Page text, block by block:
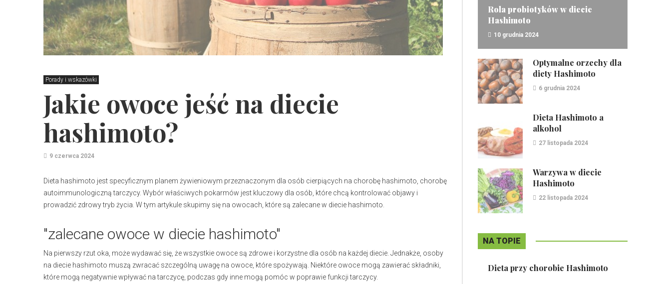
Porady i wskazówki
Jakie owoce jeść na diecie
hashimoto?
9 czerwca 2024
Dieta hashimoto jest specyficznym planem żywieniowym przeznaczonym dla osób cierpiących na chorobę hashimoto, chorobę
autoimmunologiczną tarczycy. Wybór właściwych pokarmów jest kluczowy dla osób, które chcą kontrolować objawy i
prowadzić zdrowy tryb życia. W tym artykule skupimy się na owocach, które są zalecane w diecie hashimoto.
"zalecane owoce w diecie hashimoto"
Na pierwszy rzut oka, może wydawać się, że wszystkie owoce są zdrowe i korzystne dla osób na każdej diecie. Jednakże, osoby
na diecie hashimoto muszą zwracać szczególną uwagę na owoce, które spożywają. Niektóre owoce mogą zawierać składniki,
które mogą negatywnie wpływać na tarczycę, podczas gdy inne mogą pomóc w poprawie funkcji tarczycy.
Rola probiotyków w diecie
Hashimoto
10 grudnia 2024
Optymalne orzechy dla
diety Hashimoto
6 grudnia 2024
Dieta Hashimoto a
alkohol
27 listopada 2024
Warzywa w diecie
Hashimoto
22 listopada 2024
NA TOPIE
Dieta przy chorobie Hashimoto